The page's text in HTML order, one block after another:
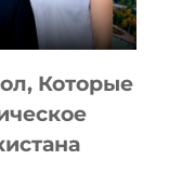
Которые